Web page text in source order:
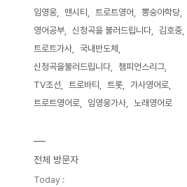
임영웅
맨시티 트로트영어
뽕숭아학당
영어공부
신청곡을 불러드립니다
김호중
트로트가사
국내반도체
신청곡을불러드립니다
챔피언스리그
TV조선
트로바티 트롯
가사영어로
트로트영어로
임영웅가사 노래영어로
전체 방문자
Today :